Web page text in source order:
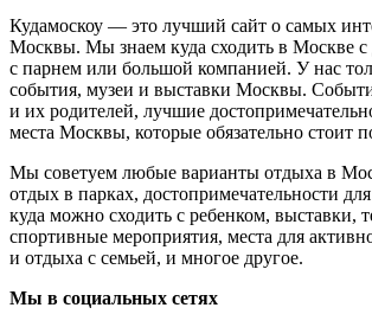
Кудамоскоу — это лучший сайт о самых
Москвы. Мы знаем куда сходить в Москве с
с парнем или большой компанией. У нас
события, музеи и выставки Москвы.
и их родителей, лучшие
места Москвы, которые обязательно стоит
Мы советуем любые варианты отдыха в
отдых в парках, достопримечательности
куда можно сходить с ребенком, выставки,
спортивные мероприятия, места для
и отдыха с семьей, и многое другое.
Мы в социальных сетях